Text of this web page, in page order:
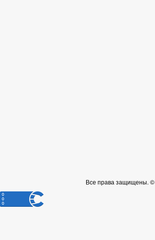
Все права защищены. ©